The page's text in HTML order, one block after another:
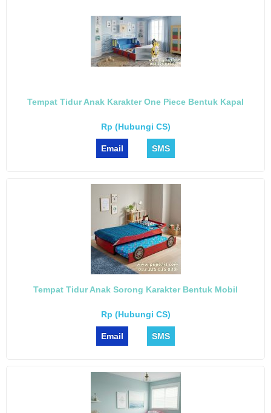
Tempat Tidur Anak Karakter One Piece Bentuk Kapal
Rp (Hubungi CS)
Email SMS
Tempat Tidur Anak Sorong Karakter Bentuk Mobil
Rp (Hubungi CS)
Email SMS